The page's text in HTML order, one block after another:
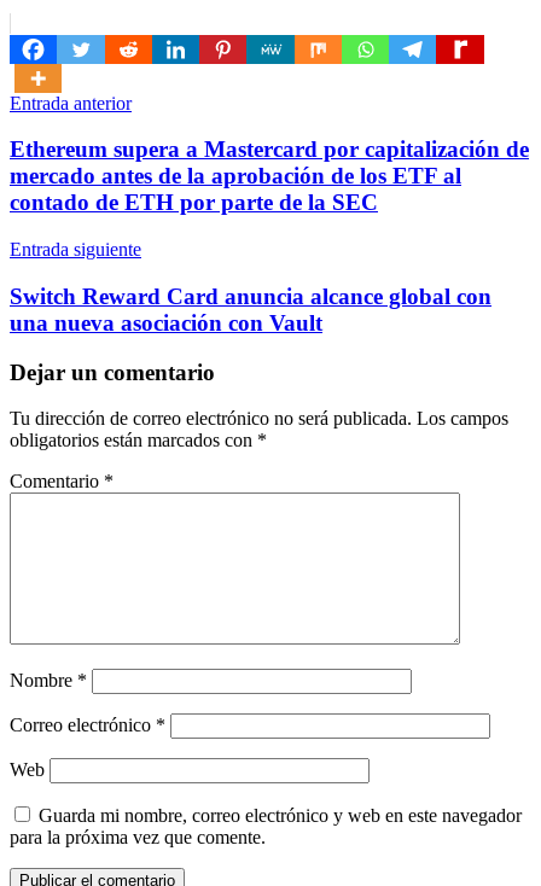
Navegación
de
entradas
Entrada anterior
Ethereum supera a Mastercard por capitalización de
mercado antes de la aprobación de los ETF al
contado de ETH por parte de la SEC
Entrada siguiente
Switch Reward Card anuncia alcance global con
una nueva asociación con Vault
Dejar un comentario
Tu dirección de correo electrónico no será publicada. Los campos
obligatorios están marcados con *
Comentario *
Nombre *
Correo electrónico *
Web
Guarda mi nombre, correo electrónico y web en este navegador
para la próxima vez que comente.